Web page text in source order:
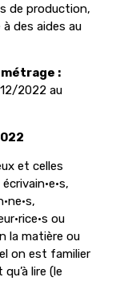
de production,
des aides au
:
2022 au
et celles
ou
la matière ou
on est familier
lire (le